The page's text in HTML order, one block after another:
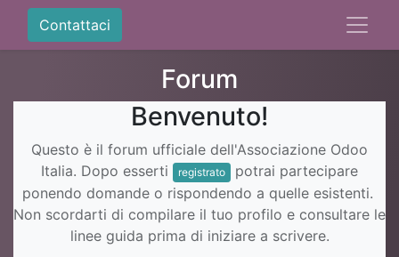
Contattaci
Forum
Benvenuto!
Questo è il forum ufficiale dell'Associazione Odoo
Italia. Dopo esserti
registrato
potrai partecipare
ponendo domande o rispondendo a quelle esistenti.
Non scordarti di compilare il tuo profilo e consultare le
linee guida prima di iniziare a scrivere.